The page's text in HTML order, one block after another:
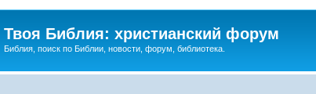
Твоя Библия: христианский форум
Библия, поиск по Библии, новости, форум, библиотека.